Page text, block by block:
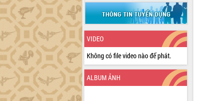
VIDEO
Không có file video nào để phát.
ALBUM ẢNH